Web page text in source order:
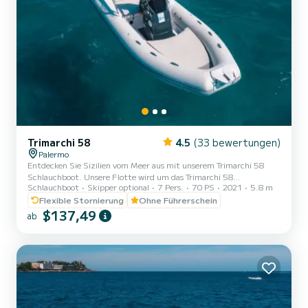
Trimarchi 58 4.5 (33 bewertungen)
Palermo
Entdecken Sie Sizilien vom Meer aus mit unserem Trimarchi 58
Schlauchboot. Unsere Flotte wird um das Trimarchi 58
Schlauchboot erweitert, ideal zum Erkunden der sizilianischen
Küste mit Leichtigkeit, Komfort und ohne die Notwendigkeit eines
Bootsführers oder eines Skippers. Zuverlässig und vielseitig, ist es
perfekt für diejenigen, die ein sicheres und unterhaltsames Mittel
verbringen. Mit einer Länge von 5,8 Metern und einer Breite von
2...
Schlauchboot Skipper optional 7 Pers. 70 PS 2021
5.8 m
Flexible Stornierung
Ohne Führerschein
ab $137,49